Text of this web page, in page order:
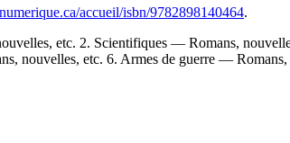
accueil/isbn/9782898140464.
etc. 2. Scientifiques — Romans,
nouvelles, etc. 6. Armes de guerre —